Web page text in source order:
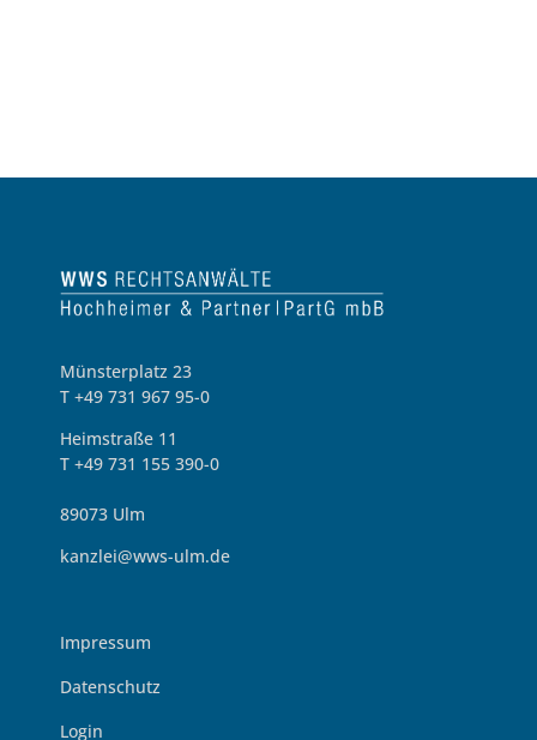
Münsterplatz 23
T +49 731 967 95-0
Heimstraße 11
T +49 731 155 390-0
89073 Ulm
kanzlei@wws-ulm.de
Impressum
Datenschutz
Login